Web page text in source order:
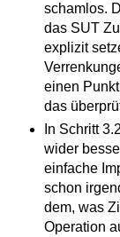
schamlos.
das SUT
explizit
einen
das
In Schritt
wider
einfache
schon
dem, was
Operation